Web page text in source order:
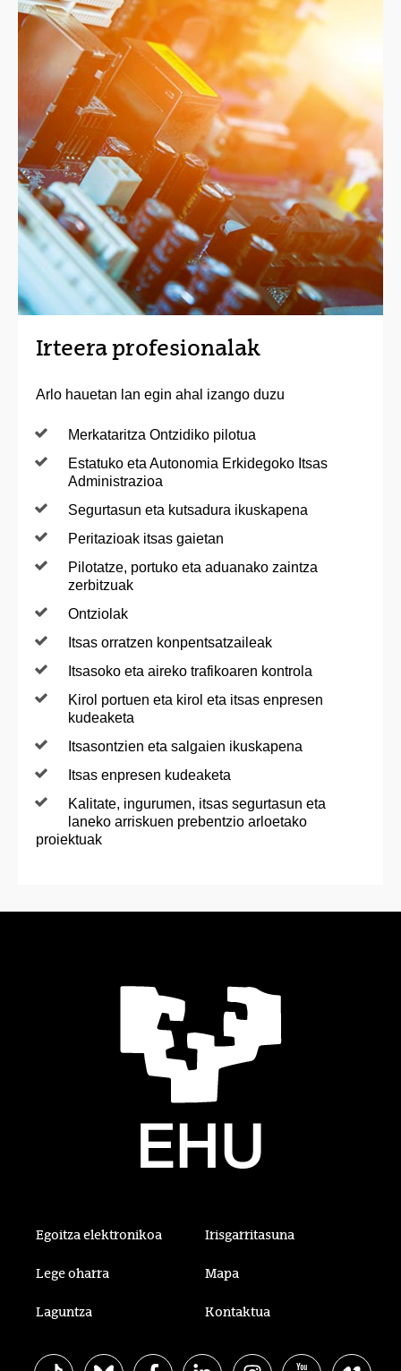
Irteera profesionalak
Arlo hauetan lan egin ahal izango duzu
Merkataritza Ontzidiko pilotua
Estatuko eta Autonomia Erkidegoko Itsas
Administrazioa
Segurtasun eta kutsadura ikuskapena
Peritazioak itsas gaietan
Pilotatze, portuko eta aduanako zaintza
zerbitzuak
Ontziolak
Itsas orratzen konpentsatzaileak
Itsasoko eta aireko trafikoaren kontrola
Kirol portuen eta kirol eta itsas enpresen
kudeaketa
Itsasontzien eta salgaien ikuskapena
Itsas enpresen kudeaketa
Kalitate, ingurumen, itsas segurtasun eta
laneko arriskuen prebentzio arloetako
proiektuak
Egoitza elektronikoa Irisgarritasuna
Lege oharra Mapa
Laguntza Kontaktua